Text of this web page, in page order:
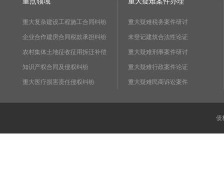
重大复杂建设工程施工合同纠纷
企业合作建房合同税款承担纠纷
农村集体土地征收征用拆迁补偿
知识产权合同及侵权纠纷
重大医疗损害责任侵权纠纷
重大疑难税务案件研讨
未登记建筑合法性论证
重大疑难刑事案件研讨
重大疑难行政案件论证
重大疑难民商诉讼案件
债